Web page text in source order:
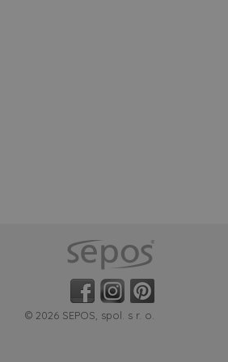
© 2026 SEPOS, spol. s r. o.